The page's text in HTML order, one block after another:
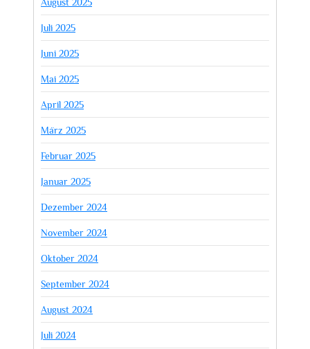
Juli 2025
Juni 2025
Mai 2025
April 2025
März 2025
Februar 2025
Januar 2025
Dezember 2024
November 2024
Oktober 2024
September 2024
August 2024
Juli 2024